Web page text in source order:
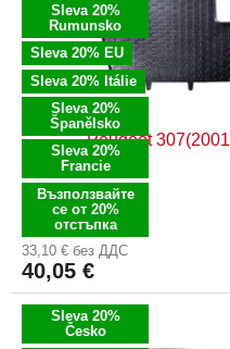
д
Sleva 20%
Rumunsko
Sleva 20% EU
Sleva 20% Itálie
Sleva 20%
Španělsko
Sleva 20%
Francie
Възползвайте
се от 20%
отстъпка
Peugeot
33,10 € без ДДС
40,05 €
Sleva 20%
Česko